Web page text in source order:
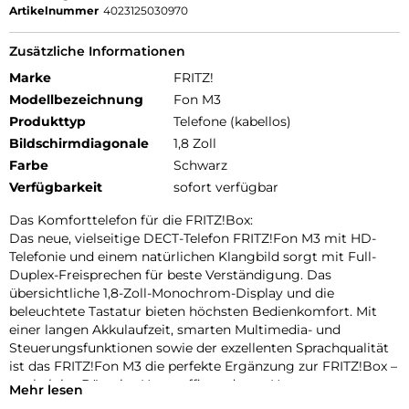
Artikelnummer 4023125030970
Zusätzliche Informationen
Marke
FRITZ!
Modellbezeichnung
Fon M3
Produkttyp
Telefone (kabellos)
Bildschirmdiagonale
1,8 Zoll
Farbe
Schwarz
Verfügbarkeit
sofort verfügbar
Das Komforttelefon für die FRITZ!Box:
Das neue, vielseitige DECT-Telefon FRITZ!Fon M3 mit HD-
Telefonie und einem natürlichen Klangbild sorgt mit Full-
Duplex-Freisprechen für beste Verständigung. Das
übersichtliche 1,8-Zoll-Monochrom-Display und die
beleuchtete Tastatur bieten höchsten Bedienkomfort. Mit
einer langen Akkulaufzeit, smarten Multimedia- und
Steuerungsfunktionen sowie der exzellenten Sprachqualität
ist das FRITZ!Fon M3 die perfekte Ergänzung zur FRITZ!Box –
egal ob im Büro, im Homeoffice oder zu Hause.
Mehr lesen